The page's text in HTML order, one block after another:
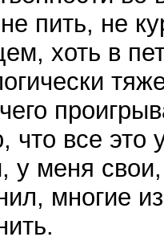
пить, не
хоть в
что все это
у меня
многие